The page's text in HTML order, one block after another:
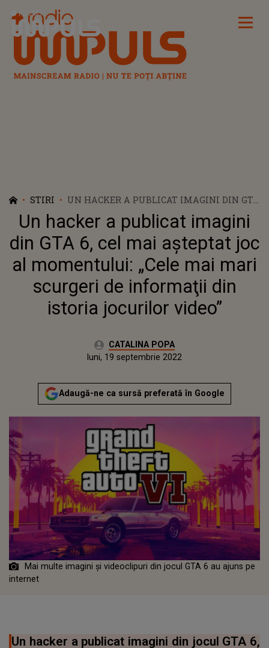
Radio Impuls
STIRI
UN HACKER A PUBLICAT IMAGINI DIN GTA
6, CEL MAI AȘTEPTAT JOC AL
MOMENTULUI: „CELE MAI MARI SCURGERI
DE INFORMAŢII DIN ISTORIA JOCURILOR
VIDEO”
Un hacker a publicat imagini
din GTA 6, cel mai așteptat joc
al momentului: „Cele mai mari
scurgeri de informaţii din
istoria jocurilor video”
Autor:CATALINA POPA
Publicat:
luni, 19 septembrie 2022
Adaugă-ne ca sursă preferată în Google
Mai multe imagini și videoclipuri din jocul GTA 6 au ajuns pe
internet
Un hacker a publicat imagini din jocul GTA 6,